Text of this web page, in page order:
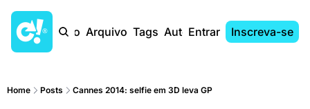
Início Arquivo Tags AutoresEntrar Inscreva-se
Home Posts Cannes 2014: selfie em 3D leva GP